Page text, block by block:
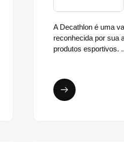
A Decathlon é uma
reconhecida por sua
produtos esportivos.